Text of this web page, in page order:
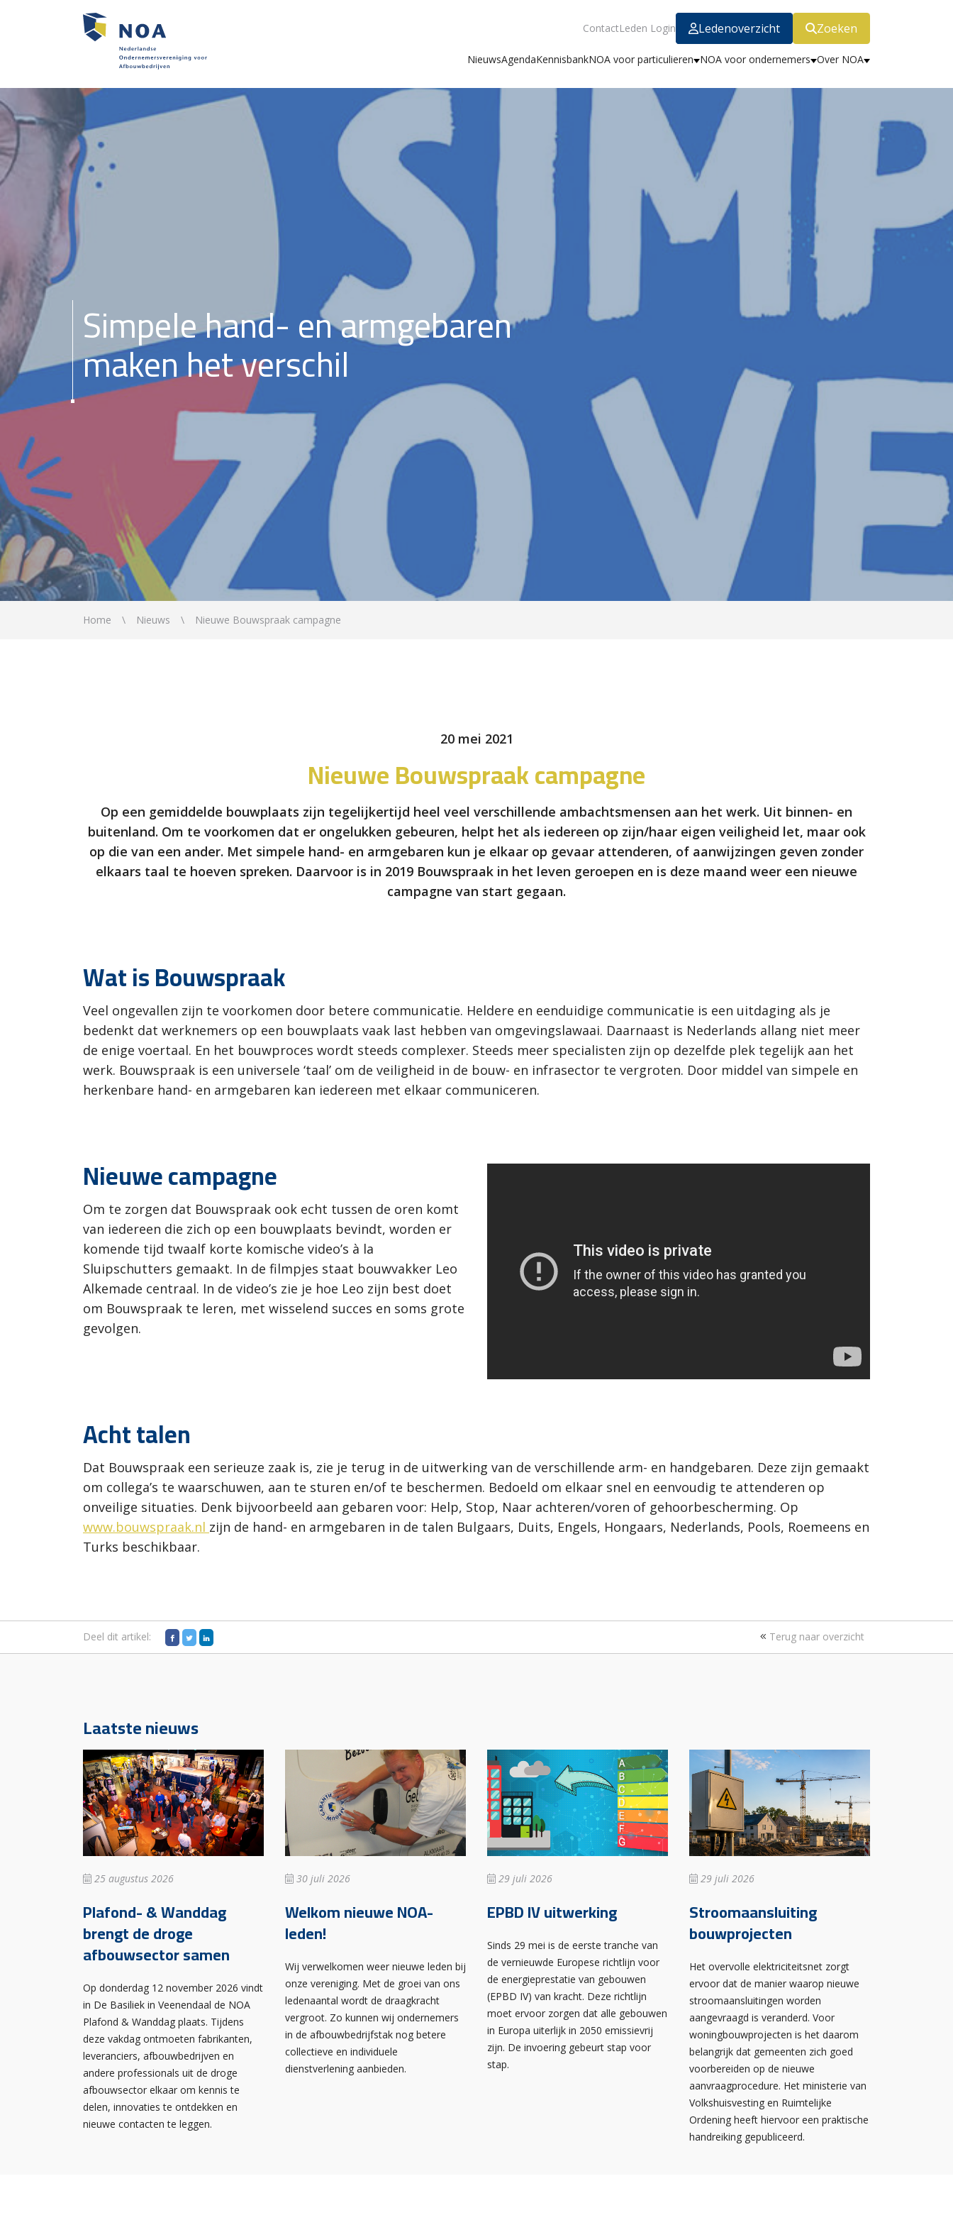
ContactLeden Login Ledenoverzicht Zoeken
NieuwsAgendaKennisbankNOA voor particulieren NOA voor ondernemers Over NOA
Simpele hand- en armgebaren
maken het verschil
Home Nieuws Nieuwe Bouwspraak campagne
20 mei 2021
Nieuwe Bouwspraak campagne
Op een gemiddelde bouwplaats zijn tegelijkertijd heel veel verschillende ambachtsmensen aan het werk. Uit binnen- en
buitenland. Om te voorkomen dat er ongelukken gebeuren, helpt het als iedereen op zijn/haar eigen veiligheid let, maar ook
op die van een ander. Met simpele hand- en armgebaren kun je elkaar op gevaar attenderen, of aanwijzingen geven zonder
elkaars taal te hoeven spreken. Daarvoor is in 2019 Bouwspraak in het leven geroepen en is deze maand weer een nieuwe
campagne van start gegaan.
Wat is Bouwspraak
Veel ongevallen zijn te voorkomen door betere communicatie. Heldere en eenduidige communicatie is een uitdaging als je
bedenkt dat werknemers op een bouwplaats vaak last hebben van omgevingslawaai. Daarnaast is Nederlands allang niet meer
de enige voertaal. En het bouwproces wordt steeds complexer. Steeds meer specialisten zijn op dezelfde plek tegelijk aan het
werk. Bouwspraak is een universele ‘taal’ om de veiligheid in de bouw- en infrasector te vergroten. Door middel van simpele en
herkenbare hand- en armgebaren kan iedereen met elkaar communiceren.
Nieuwe campagne
Om te zorgen dat Bouwspraak ook echt tussen de oren komt
van iedereen die zich op een bouwplaats bevindt, worden er
komende tijd twaalf korte komische video’s à la
Sluipschutters gemaakt. In de filmpjes staat bouwvakker Leo
Alkemade centraal. In de video’s zie je hoe Leo zijn best doet
om Bouwspraak te leren, met wisselend succes en soms grote
gevolgen.
Acht talen
Dat Bouwspraak een serieuze zaak is, zie je terug in de uitwerking van de verschillende arm- en handgebaren. Deze zijn gemaakt
om collega’s te waarschuwen, aan te sturen en/of te beschermen. Bedoeld om elkaar snel en eenvoudig te attenderen op
onveilige situaties. Denk bijvoorbeeld aan gebaren voor: Help, Stop, Naar achteren/voren of gehoorbescherming. Op
www.bouwspraak.nl zijn de hand- en armgebaren in de talen Bulgaars, Duits, Engels, Hongaars, Nederlands, Pools, Roemeens en
Turks beschikbaar.
Deel dit artikel: Terug naar overzicht
Laatste nieuws
25 augustus 2026
Plafond- & Wanddag
brengt de droge
afbouwsector samen
Op donderdag 12 november 2026 vindt
in De Basiliek in Veenendaal de NOA
Plafond & Wanddag plaats. Tijdens
deze vakdag ontmoeten fabrikanten,
leveranciers, afbouwbedrijven en
andere professionals uit de droge
afbouwsector elkaar om kennis te
delen, innovaties te ontdekken en
nieuwe contacten te leggen.
30 juli 2026
Welkom nieuwe NOA-
leden!
Wij verwelkomen weer nieuwe leden bij
onze vereniging. Met de groei van ons
ledenaantal wordt de draagkracht
vergroot. Zo kunnen wij ondernemers
in de afbouwbedrijfstak nog betere
collectieve en individuele
dienstverlening aanbieden.
29 juli 2026
EPBD IV uitwerking
Sinds 29 mei is de eerste tranche van
de vernieuwde Europese richtlijn voor
de energieprestatie van gebouwen
(EPBD IV) van kracht. Deze richtlijn
moet ervoor zorgen dat alle gebouwen
in Europa uiterlijk in 2050 emissievrij
zijn. De invoering gebeurt stap voor
stap.
29 juli 2026
Stroomaansluiting
bouwprojecten
Het overvolle elektriciteitsnet zorgt
ervoor dat de manier waarop nieuwe
stroomaansluitingen worden
aangevraagd is veranderd. Voor
woningbouwprojecten is het daarom
belangrijk dat gemeenten zich goed
voorbereiden op de nieuwe
aanvraagprocedure. Het ministerie van
Volkshuisvesting en Ruimtelijke
Ordening heeft hiervoor een praktische
handreiking gepubliceerd.